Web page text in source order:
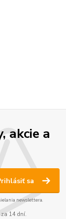
akcie a
sa
newslettera.
za 14 dní.